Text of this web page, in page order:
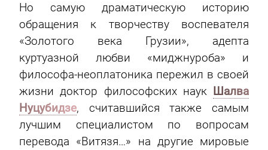
Но самую драматическую историю
обращения к творчеству воспевателя
«Золотого века Грузии», адепта
куртуазной любви «миджнуроба» и
философа-неоплатоника пережил в своей
жизни доктор философских наук Шалва
Нуцубидзе, считавшийся также самым
лучшим специалистом по вопросам
перевода «Витязя…» на другие мировые